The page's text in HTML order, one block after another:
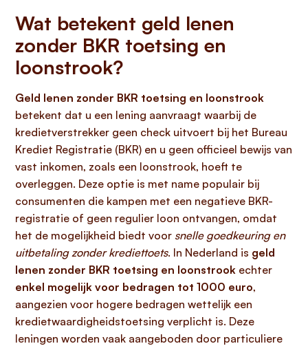
Wat betekent geld lenen
zonder BKR toetsing en
loonstrook?
Geld lenen zonder BKR toetsing en loonstrook
betekent dat u een lening aanvraagt waarbij de
kredietverstrekker geen check uitvoert bij het Bureau
Krediet Registratie (BKR) en u geen officieel bewijs van
vast inkomen, zoals een loonstrook, hoeft te
overleggen. Deze optie is met name populair bij
consumenten die kampen met een negatieve BKR-
registratie of geen regulier loon ontvangen, omdat
het de mogelijkheid biedt voor snelle goedkeuring en
uitbetaling zonder krediettoets. In Nederland is geld
lenen zonder BKR toetsing en loonstrook echter
enkel mogelijk voor bedragen tot 1000 euro,
aangezien voor hogere bedragen wettelijk een
kredietwaardigheidstoetsing verplicht is. Deze
leningen worden vaak aangeboden door particuliere